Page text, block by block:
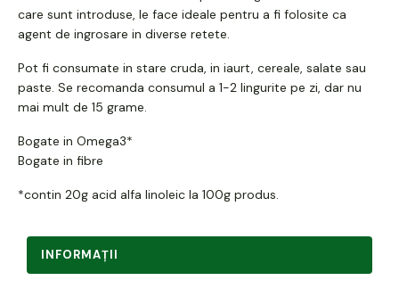
care sunt introduse, le face ideale pentru a fi folosite ca
agent de ingrosare in diverse retete.
Pot fi consumate in stare cruda, in iaurt, cereale, salate sau
paste. Se recomanda consumul a 1-2 lingurite pe zi, dar nu
mai mult de 15 grame.
Bogate in Omega3*
Bogate in fibre
*contin 20g acid alfa linoleic la 100g produs.
INFORMAŢII